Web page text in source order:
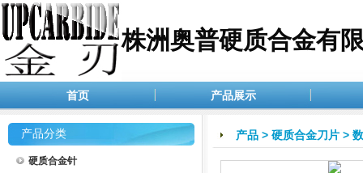
株洲奥普硬质合金有
首页 产品展示
产品分类
硬质合金针
产品 > 硬质合金刀片 >